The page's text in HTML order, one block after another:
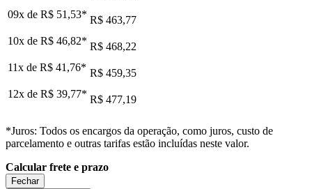
09x de R$ 51,53* R$ 463,77
10x de R$ 46,82* R$ 468,22
11x de R$ 41,76* R$ 459,35
12x de R$ 39,77* R$ 477,19
*Juros: Todos os encargos da operação, como juros, custo de
parcelamento e outras tarifas estão incluídas neste valor.
Calcular frete e prazo
Fechar